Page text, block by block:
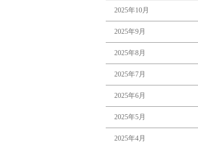
2025年10月
2025年9月
2025年8月
2025年7月
2025年6月
2025年5月
2025年4月